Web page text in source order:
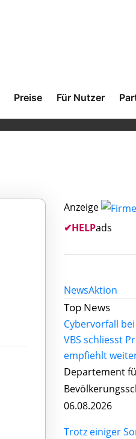
Preise Für Nutzer
Anzeige
✔HELPads
NewsAktion
Top News
Cybervorfall bei
VBS schliesst
empfiehlt
Departement
06.08.2026
Trotz einiger